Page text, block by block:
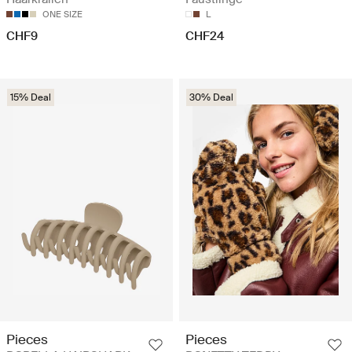
ONE SIZE
CHF9
L
CHF24
15% Deal
Pieces
30% Deal
Pieces